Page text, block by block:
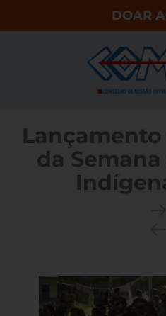
DOAR
da